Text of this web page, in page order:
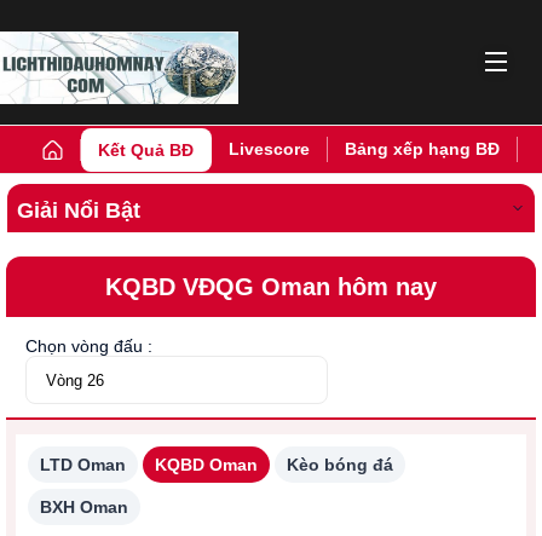
Kết Quả BĐ Livescore Bảng xếp hạng BĐ
Giải Nổi Bật
KQBD VĐQG Oman hôm nay
Chọn vòng đấu :
LTD Oman KQBD Oman Kèo bóng đá
BXH Oman